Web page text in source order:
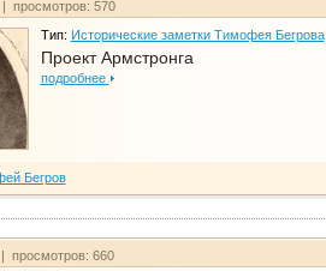
просмотров: 570
Тип: Исторические заметки Тимофея Бегрова
Проект Армстронга
подробнее
Бегров
просмотров: 660